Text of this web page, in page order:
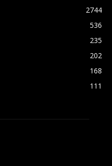
2744
536
235
202
168
111